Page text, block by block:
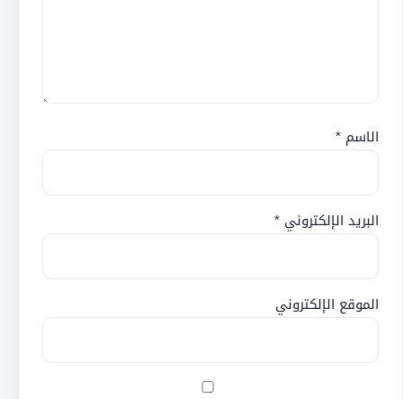
الاسم *
البريد الإلكتروني *
الموقع الإلكتروني